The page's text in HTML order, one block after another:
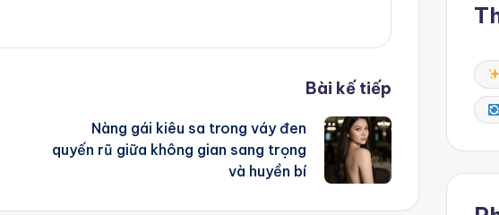
Bài kế tiếp
Nàng gái kiêu sa trong váy đen
quyến rũ giữa không gian sang trọng
và huyền bí